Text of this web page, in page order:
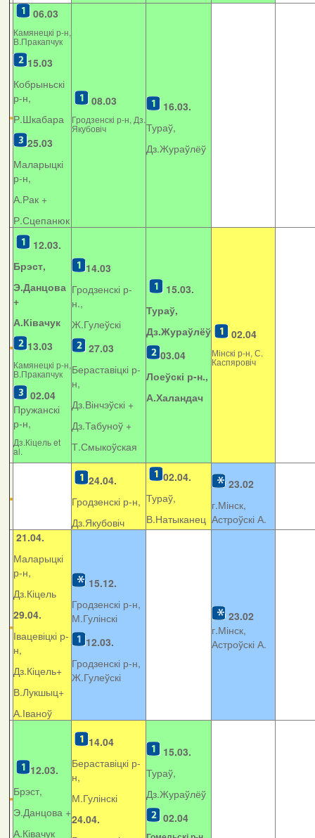
06.03
Камянецкі р-н,
В.Пракапчук
15.03
Кобрыньскі
р-н,
Р.Шкабара
25.03
Маларыцкі
р-н,
А.Рак +
Р.Сцепанюк
08.03
Гродзенскі р-н, Дз.
Якубовіч
16.03.
Тураў,
Дз.Жураўлёў
12.03.
Брэст,
Э.Данцова
+
А.Ківачук
13.03
Камянецкі р-н,
В.Пракапчук
02.04
Пружанскі
р-н,
Дз.Кіцель et
al.
14.03
Гродзенскі р-
н.,
Ж.Гулеўскі
27.03
Бераставіцкі р-
н,
Дз.Вінчэўскі +
Дз.Табуноў +
Т.Смыкоўская
15.03.
Тураў,
Дз.Жураўлёў
03.04
Лоеўскі р-н.,
А.Халандач
02.04
Мінскі р-н, С.
Каспяровіч
24.04.
Гродзенскі р-н,
Дз.Якубовіч
02.04.
Тураў,
В.Натыканец
23.02
г.Мінск,
Астроўскі А.
21.04.
Маларыцкі
р-н,
Дз.Кіцель
29.04.
Івацевіцкі р-
н,
Дз.Кіцель+
В.Лукшыц+
А.Іваноў
15.12.
Гродзенскі р-н,
М.Гулінскі
12.03.
Гродзенскі р-н,
Ж.Гулеўскі
23.02
г.Мінск,
Астроўскі А.
12.03.
Брэст,
Э.Данцова +
А.Ківачук
14.04
Бераставіцкі р-
н,
М.Гулінскі
24.04.
15.03.
Тураў,
Дз.Жураўлёў
02.04